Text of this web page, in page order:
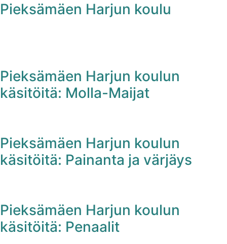
Pieksämäen Harjun koulu
Pieksämäen Harjun koulun
käsitöitä: Molla-Maijat
Pieksämäen Harjun koulun
käsitöitä: Painanta ja värjäys
Pieksämäen Harjun koulun
käsitöitä: Penaalit